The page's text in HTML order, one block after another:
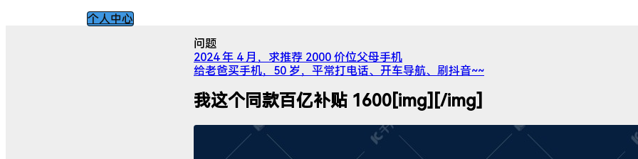
个人中心
问题
2024 年 4 月，求推荐 2000 价位父母手机
给老爸买手机，50 岁，平常打电话、开车导航、刷抖音~~
我这个同款百亿补贴 1600[img][/img]